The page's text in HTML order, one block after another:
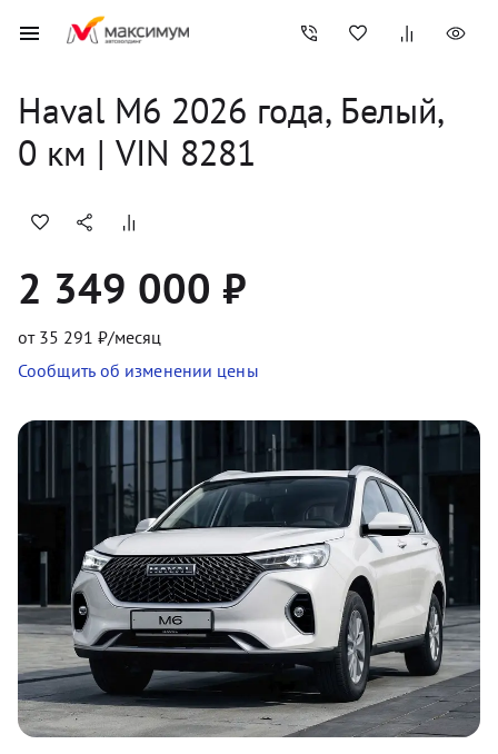
Haval M6 2026 года, Белый,
0 км | VIN 8281
2 349 000 ₽
от 35 291 ₽/месяц
Сообщить об изменении цены